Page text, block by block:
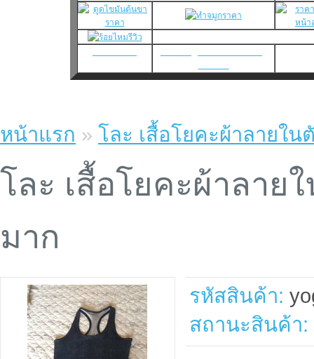
หน้าแรก » โละ เสื้อโยคะผ้าลายใน
โละ เสื้อโยคะผ้าลาย
มาก
รหัสสินค้า:
สถานะสินค้า: